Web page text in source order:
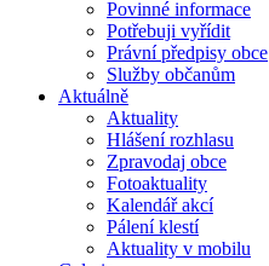
Povinné informace
Potřebuji vyřídit
Právní předpisy obce
Služby občanům
Aktuálně
Aktuality
Hlášení rozhlasu
Zpravodaj obce
Fotoaktuality
Kalendář akcí
Pálení klestí
Aktuality v mobilu